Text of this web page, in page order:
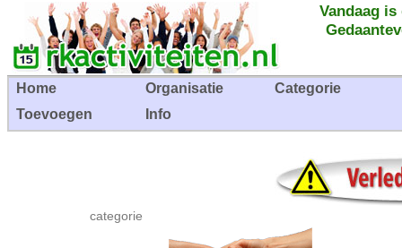
Vandaag
Home Organisatie
Categorie
Toevoegen
Info
categorie